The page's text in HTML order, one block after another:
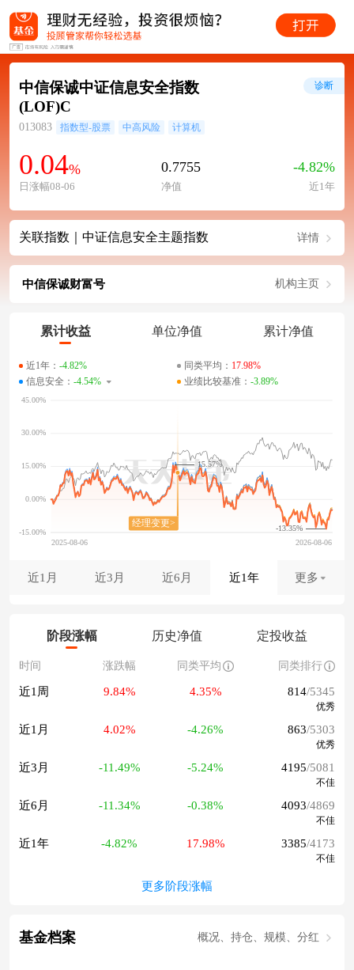
中信保诚中证信息安全指数
(LOF)C
013083 指数型-股票 中高风险 计算机
0.04%
日涨幅08-06
0.7755
净值
-4.82%
近1年
诊断
关联指数｜中证信息安全主题指数 详情
中信保诚财富号 机构主页
累计收益 单位净值 累计净值
近1年： -4.82% 同类平均： 17.98%
信息安全： -4.54% 业绩比较基准： -3.89%
-13.35%
15.57%
近1月 近3月 近6月 近1年 更多
阶段涨幅 历史净值 定投收益
时间 涨跌幅 同类平均 同类排行
近1周 9.84% 4.35% 814/5345
优秀
近1月 4.02% -4.26% 863/5303
优秀
近3月 -11.49% -5.24% 4195/5081
不佳
近6月 -11.34% -0.38% 4093/4869
不佳
近1年 -4.82% 17.98% 3385/4173
不佳
更多阶段涨幅
基金档案 概况、持仓、规模、分红